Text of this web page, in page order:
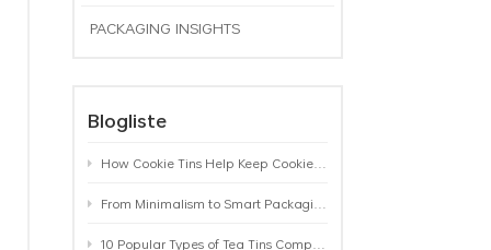
PACKAGING INSIGHTS
Blogliste
How Cookie Tins Help Keep Cookies Fresh: A Practical Packaging Guide for Biscuit Brands
From Minimalism to Smart Packaging: 9 Tea Tin Design Trends Shaping 2026
10 Popular Types of Tea Tins Compared: A Practical Buying Guide for Tea Brands